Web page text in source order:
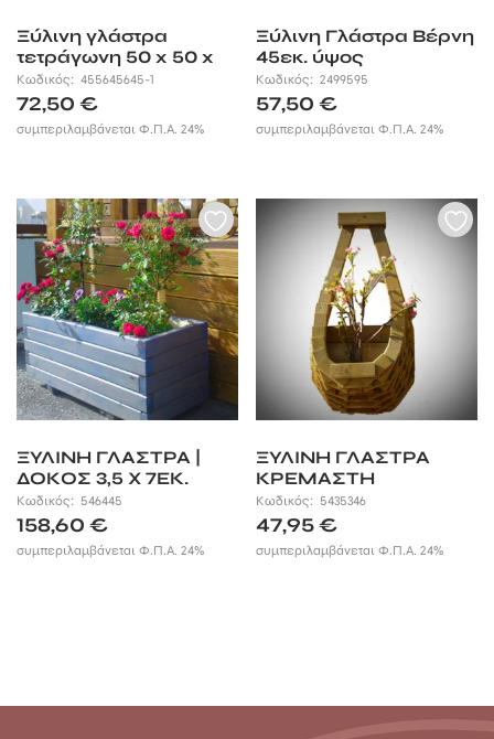
Ξύλινη γλάστρα
τετράγωνη 50 x 50 x
37εκ. Ύψος
Κωδικός: 455645645-1
72,50 €
συμπεριλαμβάνεται Φ.Π.Α. 24%
Ξύλινη Γλάστρα Βέρνη
45εκ. ύψος
Κωδικός:2499595
57,50€
συμπεριλαμβάνεται Φ.Π.Α. 24%
ΞΥΛΙΝΗ ΓΛΑΣΤΡΑ |
ΔΟΚΟΣ 3,5 X 7ΕΚ.
Κωδικός: 546445
158,60 €
συμπεριλαμβάνεται Φ.Π.Α. 24%
ΞΥΛΙΝΗ ΓΛΑΣΤΡΑ
ΚΡΕΜΑΣΤΗ
Κωδικός: 5435346
47,95€
συμπεριλαμβάνεται Φ.Π.Α. 24%